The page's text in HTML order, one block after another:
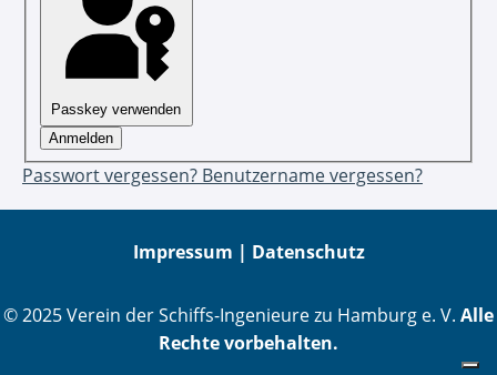
Passkey verwenden
Anmelden
Passwort vergessen? Benutzername vergessen?
Impressum | Datenschutz
© 2025 Verein der Schiffs-Ingenieure zu Hamburg e. V. Alle
Rechte vorbehalten.